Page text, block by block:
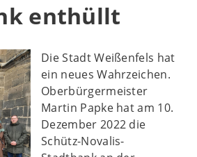
enthüllt
Die Stadt Weißenfels hat
ein neues Wahrzeichen.
Oberbürgermeister
Martin Papke hat am 10.
Dezember 2022 die
Schütz-Novalis-